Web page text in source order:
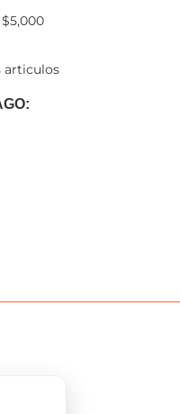
articulos